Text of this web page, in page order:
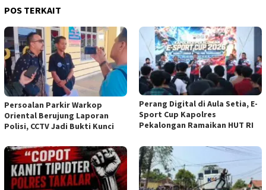
POS TERKAIT
Persoalan Parkir Warkop
Oriental Berujung Laporan
Polisi, CCTV Jadi Bukti Kunci
Perang Digital di Aula Setia, E-
Sport Cup Kapolres
Pekalongan Ramaikan HUT RI